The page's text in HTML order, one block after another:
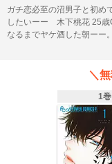
ガチ恋必至の沼男子と初
したいーー 木下桃花 25歳
なるまでヤケ酒した朝ー
５歳も年下の大学生で超
キドキのデート、幸せな
た恋愛がしたかったのに
女子×激モテ男子のガチ恋
＼
1巻